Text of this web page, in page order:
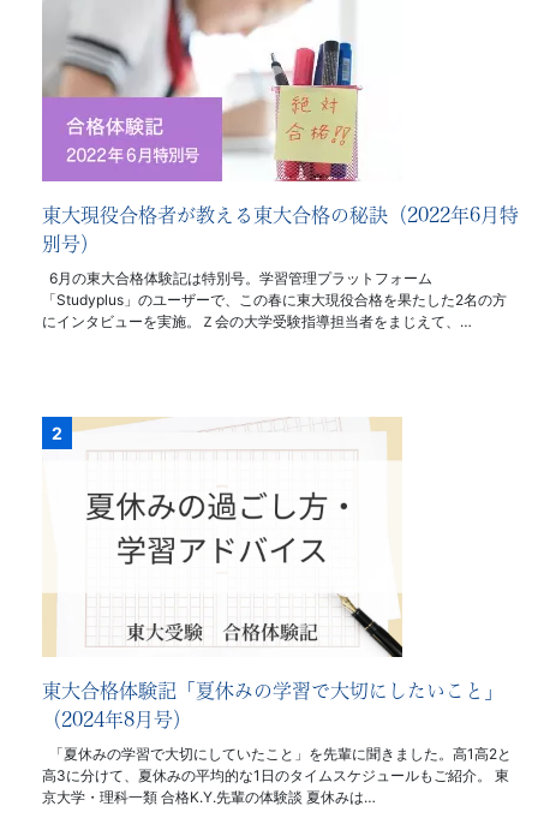
東大現役合格者が教える東大合格の秘訣（2022年6月特
別号）
6月の東大合格体験記は特別号。学習管理プラットフォーム
「Studyplus」のユーザーで、この春に東大現役合格を果たした2名の方
にインタビューを実施。Ｚ会の大学受験指導担当者をまじえて、…
東大合格体験記「夏休みの学習で大切にしたいこと」
（2024年8月号）
「夏休みの学習で大切にしていたこと」を先輩に聞きました。高1高2と
高3に分けて、夏休みの平均的な1日のタイムスケジュールもご紹介。 東
京大学・理科一類 合格K.Y.先輩の体験談 夏休みは…